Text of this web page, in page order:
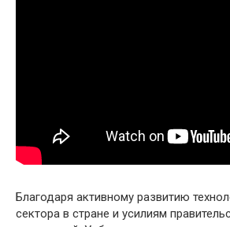
Благодаря активному развитию
сектора в стране и усилиям